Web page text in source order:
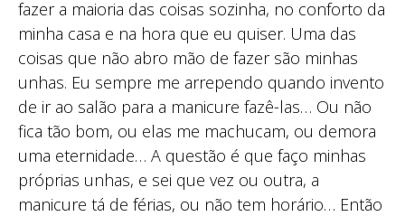
fazer a maioria das coisas sozinha, no conforto da
minha casa e na hora que eu quiser. Uma das
coisas que não abro mão de fazer são minhas
unhas. Eu sempre me arrependo quando invento
de ir ao salão para a manicure fazê-las… Ou não
fica tão bom, ou elas me machucam, ou demora
uma eternidade… A questão é que faço minhas
próprias unhas, e sei que vez ou outra, a
manicure tá de férias, ou não tem horário… Então